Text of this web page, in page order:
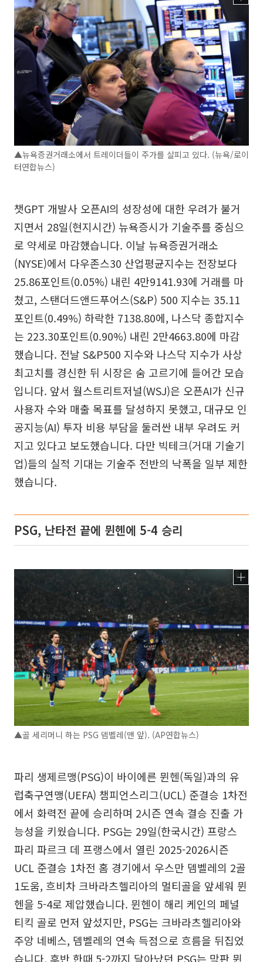
▲뉴욕증권거래소에서 트레이더들이 주가를 살피고 있다. (뉴욕/로이
터연합뉴스)
챗GPT 개발사 오픈AI의 성장성에 대한 우려가 불거
지면서 28일(현지시간) 뉴욕증시가 기술주를 중심으
로 약세로 마감했습니다. 이날 뉴욕증권거래소
(NYSE)에서 다우존스30 산업평균지수는 전장보다
25.86포인트(0.05%) 내린 4만9141.93에 거래를 마
쳤고, 스탠더드앤드푸어스(S&P) 500 지수는 35.11
포인트(0.49%) 하락한 7138.80에, 나스닥 종합지수
는 223.30포인트(0.90%) 내린 2만4663.80에 마감
했습니다. 전날 S&P500 지수와 나스닥 지수가 사상
최고치를 경신한 뒤 시장은 숨 고르기에 들어간 모습
입니다. 앞서 월스트리트저널(WSJ)은 오픈AI가 신규
사용자 수와 매출 목표를 달성하지 못했고, 대규모 인
공지능(AI) 투자 비용 부담을 둘러싼 내부 우려도 커
지고 있다고 보도했습니다. 다만 빅테크(거대 기술기
업)들의 실적 기대는 기술주 전반의 낙폭을 일부 제한
했습니다.
PSG, 난타전 끝에 뮌헨에 5-4 승리
▲골 세리머니 하는 PSG 뎀벨레(맨 앞). (AP연합뉴스)
파리 생제르맹(PSG)이 바이에른 뮌헨(독일)과의 유
럽축구연맹(UEFA) 챔피언스리그(UCL) 준결승 1차전
에서 화력전 끝에 승리하며 2시즌 연속 결승 진출 가
능성을 키웠습니다. PSG는 29일(한국시간) 프랑스
파리 파르크 데 프랭스에서 열린 2025-2026시즌
UCL 준결승 1차전 홈 경기에서 우스만 뎀벨레의 2골
1도움, 흐비차 크바라츠헬리아의 멀티골을 앞세워 뮌
헨을 5-4로 제압했습니다. 뮌헨이 해리 케인의 페널
티킥 골로 먼저 앞섰지만, PSG는 크바라츠헬리아와
주앙 네베스, 뎀벨레의 연속 득점으로 흐름을 뒤집었
습니다. 후반 한때 5-2까지 달아났던 PSG는 막판 뮌